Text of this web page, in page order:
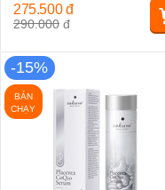
290.000 đ
275.500 đ
-15%
BÁN
CHẠY